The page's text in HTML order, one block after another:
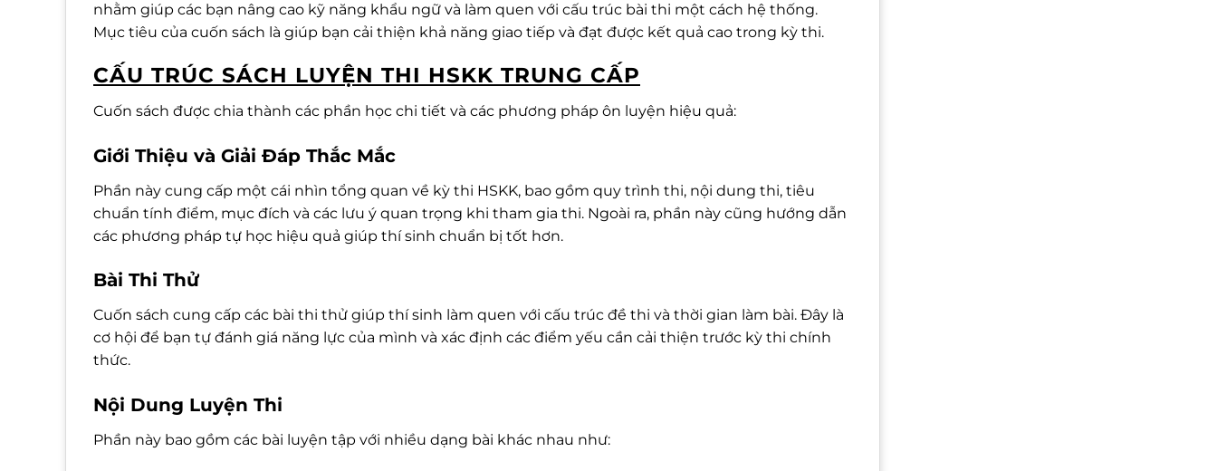
nhằm giúp các bạn nâng cao kỹ năng khẩu ngữ và làm quen với cấu trúc bài thi một cách hệ thống.
Mục tiêu của cuốn sách là giúp bạn cải thiện khả năng giao tiếp và đạt được kết quả cao trong kỳ thi.
CẤU TRÚC SÁCH LUYỆN THI HSKK TRUNG CẤP
Cuốn sách được chia thành các phần học chi tiết và các phương pháp ôn luyện hiệu quả:
Giới Thiệu và Giải Đáp Thắc Mắc
Phần này cung cấp một cái nhìn tổng quan về kỳ thi HSKK, bao gồm quy trình thi, nội dung thi, tiêu
chuẩn tính điểm, mục đích và các lưu ý quan trọng khi tham gia thi. Ngoài ra, phần này cũng hướng dẫn
các phương pháp tự học hiệu quả giúp thí sinh chuẩn bị tốt hơn.
Bài Thi Thử
Cuốn sách cung cấp các bài thi thử giúp thí sinh làm quen với cấu trúc đề thi và thời gian làm bài. Đây là
cơ hội để bạn tự đánh giá năng lực của mình và xác định các điểm yếu cần cải thiện trước kỳ thi chính
thức.
Nội Dung Luyện Thi
Phần này bao gồm các bài luyện tập với nhiều dạng bài khác nhau như: